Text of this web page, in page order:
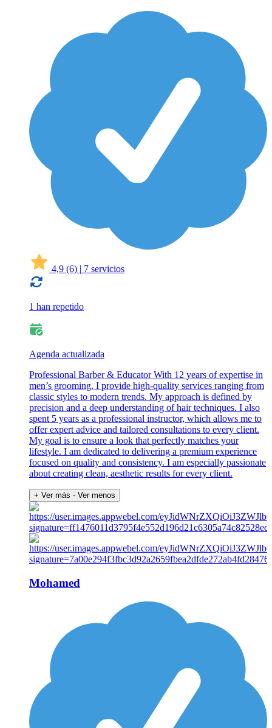
4,9 (6) | 7 servicios
1 han repetido
Agenda actualizada
Professional Barber & Educator With 12 years of expertise in
men’s grooming, I provide high-quality services ranging from
classic styles to modern trends. My approach is defined by
precision and a deep understanding of hair techniques. I also
spent 5 years as a professional instructor, which allows me to
offer expert advice and tailored consultations to every client.
My goal is to ensure a look that perfectly matches your
lifestyle. I am dedicated to delivering a premium experience
focused on quality and consistency. I am especially passionate
about creating clean, aesthetic results for every client.
+ Ver más - Ver menos
Mohamed